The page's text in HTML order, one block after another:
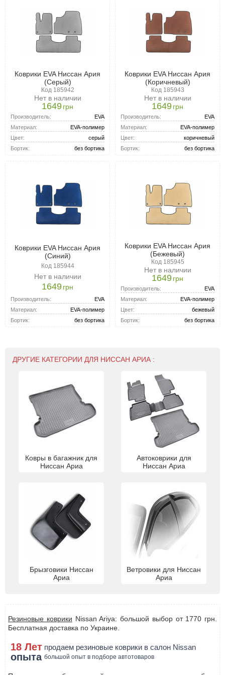
Коврики EVA Ниссан Ария
(Серый)
Код 185942
Нет в наличии
1649грн
Производитель:
EVA
Материал:
EVA-полимер
Цвет:
серый
Бортик:
без бортика
Коврики EVA Ниссан Ария
(Коричневый)
Код 185943
Нет в наличии
1649грн
Производитель:
EVA
Материал:
EVA-полимер
Цвет:
коричневый
Бортик:
без бортика
Коврики EVA Ниссан Ария
(Синий)
Код 185944
Нет в наличии
1649грн
Производитель:
EVA
Материал:
EVA-полимер
Бортик:
без бортика
Коврики EVA Ниссан Ария
(Бежевый)
Код 185945
Нет в наличии
1649грн
Производитель:
EVA
Материал:
EVA-полимер
Цвет:
бежевый
Бортик:
без бортика
ДРУГИЕ КАТЕГОРИИ ДЛЯ НИССАН АРИА :
Ковры в багажник для
Ниссан Ариа
Автоковрики для
Ниссан Ариа
Брызговики Ниссан
Ариа
Ветровики для Ниссан
Ариа
Резиновые коврики Nissan Ariya: большой выбор от 1770 грн.
Бесплатная доставка по Украине.
18 Лет продаем резиновые коврики в салон Nissan
опыта большой опыт в подборе автотоваров